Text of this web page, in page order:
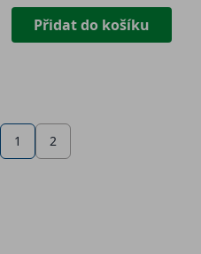
Přidat do košíku
1 2